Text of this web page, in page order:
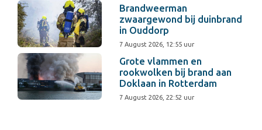
Brandweerman
zwaargewond bij duinbrand
in Ouddorp
7 August 2026, 12:55 uur
Grote vlammen en
rookwolken bij brand aan
Doklaan in Rotterdam
7 August 2026, 22:52 uur